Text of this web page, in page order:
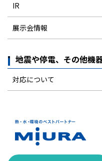
IR
展示会情報
地震や停電、その他機
対応について